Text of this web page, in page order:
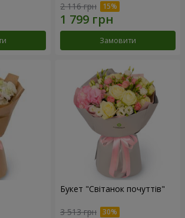
2 116 грн
Замовити
Букет "Світанок почуттів"
3 513 грн